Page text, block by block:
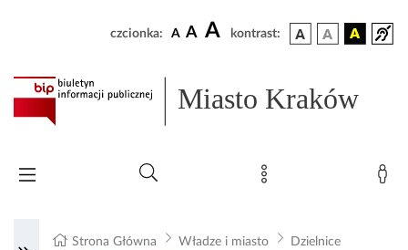
czcionka: A A A kontrast:
Miasto Kraków
Strona Główna Władze i miasto
Dzielnice